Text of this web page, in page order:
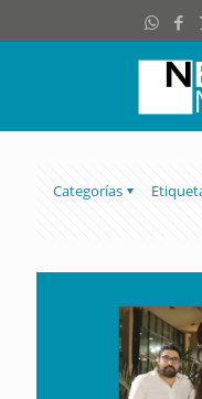
Categorías